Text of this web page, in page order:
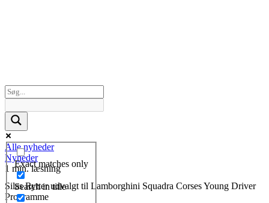
Exact matches only
Search in title
Alle nyheder
Nyheder
1 min. læsning
Silas Rytter udvalgt til Lamborghini Squadra Corses Young Driver
Programme